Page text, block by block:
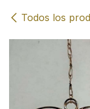
Todos los